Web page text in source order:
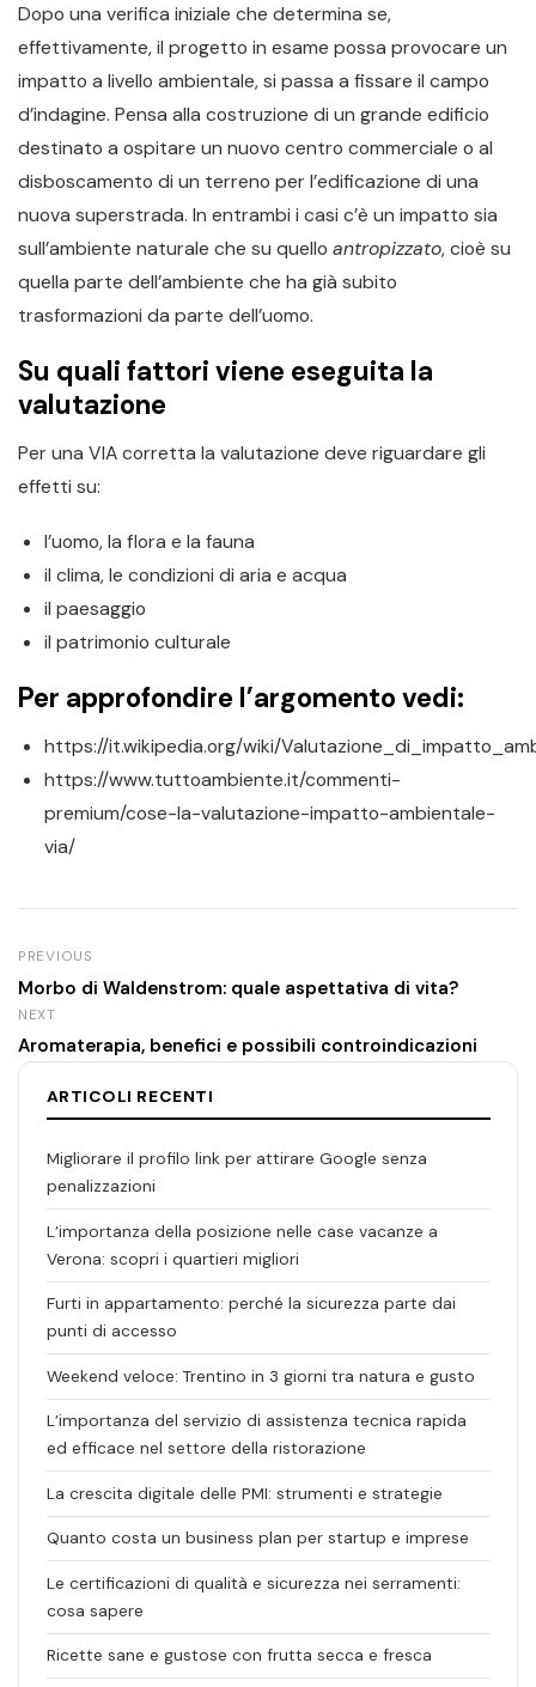
Dopo una verifica iniziale che determina se,
effettivamente, il progetto in esame possa provocare un
impatto a livello ambientale, si passa a fissare il campo
d’indagine. Pensa alla costruzione di un grande edificio
destinato a ospitare un nuovo centro commerciale o al
disboscamento di un terreno per l’edificazione di una
nuova superstrada. In entrambi i casi c’è un impatto sia
sull’ambiente naturale che su quello antropizzato, cioè su
quella parte dell’ambiente che ha già subito
trasformazioni da parte dell’uomo.
Su quali fattori viene eseguita la
valutazione
Per una VIA corretta la valutazione deve riguardare gli
effetti su:
l’uomo, la flora e la fauna
il clima, le condizioni di aria e acqua
il paesaggio
il patrimonio culturale
Per approfondire l’argomento vedi:
https://it.wikipedia.org/wiki/
https://www.tuttoambiente.it/commenti-
premium/cose-la-valutazione-impatto-ambientale-
via/
PREVIOUS
Morbo di Waldenstrom: quale aspettativa di vita?
NEXT
Aromaterapia, benefici e possibili controindicazioni
ARTICOLI RECENTI
Migliorare il profilo link per attirare Google senza
penalizzazioni
L’importanza della posizione nelle case vacanze a
Verona: scopri i quartieri migliori
Furti in appartamento: perché la sicurezza parte dai
punti di accesso
Weekend veloce: Trentino in 3 giorni tra natura e gusto
L’importanza del servizio di assistenza tecnica rapida
ed efficace nel settore della ristorazione
La crescita digitale delle PMI: strumenti e strategie
Quanto costa un business plan per startup e imprese
Le certificazioni di qualità e sicurezza nei serramenti:
cosa sapere
Ricette sane e gustose con frutta secca e fresca